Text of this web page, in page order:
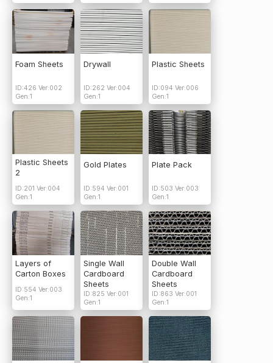
Foam Sheets
ID:426 Ver:002
Gen:1
Drywall
ID:262 Ver:004
Gen:1
Plastic Sheets
ID:094 Ver:006
Gen:1
Plastic Sheets
2
ID:201 Ver:004
Gen:1
Gold Plates
ID:594 Ver:001
Gen:1
Plate Pack
ID:503 Ver:003
Gen:1
Layers of
Carton Boxes
ID:554 Ver:003
Gen:1
Single Wall
Cardboard
Sheets
ID:825 Ver:001
Gen:1
Double Wall
Cardboard
Sheets
ID:863 Ver:001
Gen:1